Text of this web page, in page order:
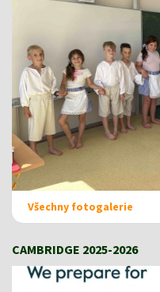
Všechny fotogalerie
CAMBRIDGE 2025-2026